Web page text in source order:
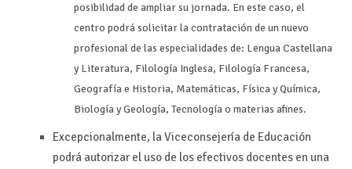
posibilidad de ampliar su jornada. En este caso, el
centro podrá solicitar la contratación de un nuevo
profesional de las especialidades de: Lengua Castellana
y Literatura, Filología Inglesa, Filología Francesa,
Geografía e Historia, Matemáticas, Física y Química,
Biología y Geología, Tecnología o materias afines.
Excepcionalmente, la Viceconsejería de Educación
podrá autorizar el uso de los efectivos docentes en una